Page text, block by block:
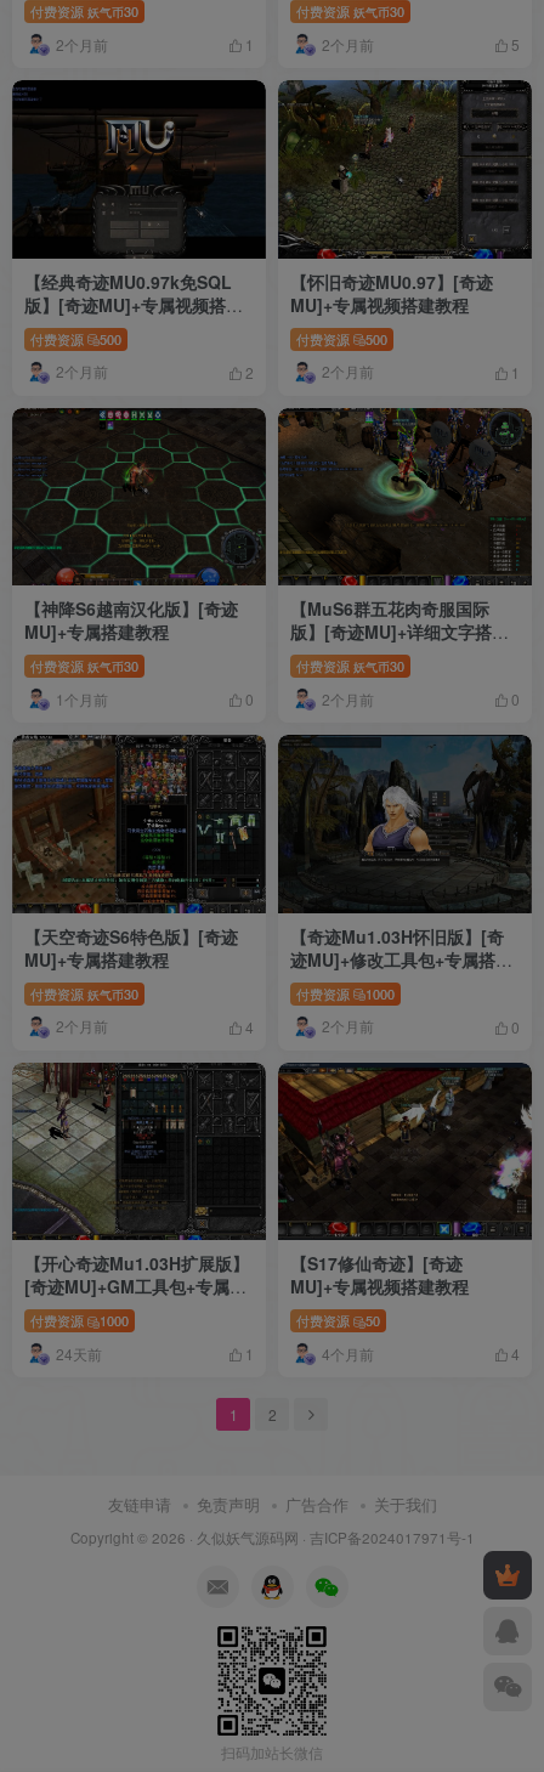
付费资源 妖气币30
2个月前 1
付费资源 妖气币30
2个月前 5
【经典奇迹MU0.97k免SQL
版】[奇迹MU]+专属视频搭建
教程
付费资源 500
2个月前 2
【怀旧奇迹MU0.97】[奇迹
MU]+专属视频搭建教程
付费资源 500
2个月前 1
【神降S6越南汉化版】[奇迹
MU]+专属搭建教程
付费资源 妖气币30
1个月前 0
【MuS6群五花肉奇服国际
版】[奇迹MU]+详细文字搭建
教程
付费资源 妖气币30
2个月前 0
【天空奇迹S6特色版】[奇迹
MU]+专属搭建教程
付费资源 妖气币30
2个月前 4
【奇迹Mu1.03H怀旧版】[奇
迹MU]+修改工具包+专属搭建
教程
付费资源 1000
2个月前 0
【开心奇迹Mu1.03H扩展版】
[奇迹MU]+GM工具包+专属视
频搭建教程
付费资源 1000
24天前 1
【S17修仙奇迹】[奇迹
MU]+专属视频搭建教程
付费资源 50
4个月前 4
1 2
友链申请 免责声明 广告合作 关于我们
Copyright © 2026 · 久似妖气源码网 · 吉ICP备2024017971号-1
扫码加站长微信